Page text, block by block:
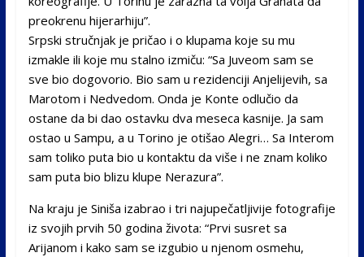
preokrenu hijerarhiju”.
Srpski stručnjak je pričao i o klupama koje su mu
izmakle ili koje mu stalno izmiču: “Sa Juveom sam se
sve bio dogovorio. Bio sam u rezidenciji Anjelijevih, sa
Marotom i Nedvedom. Onda je Konte odlučio da
ostane da bi dao ostavku dva meseca kasnije. Ja sam
ostao u Sampu, a u Torino je otišao Alegri… Sa Interom
sam toliko puta bio u kontaktu da više i ne znam koliko
sam puta bio blizu klupe Nerazura”.
Na kraju je Siniša izabrao i tri najupečatljivije fotografije
iz svojih prvih 50 godina života: “Prvi susret sa
Arijanom i kako sam se izgubio u njenom osmehu,